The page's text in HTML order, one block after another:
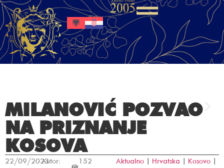
MILANOVIĆ POZVAO
NA PRIZNANJE
KOSOVA
22/09/2023Autor:
152
Aktualno| Hrvatska | Kosovo|